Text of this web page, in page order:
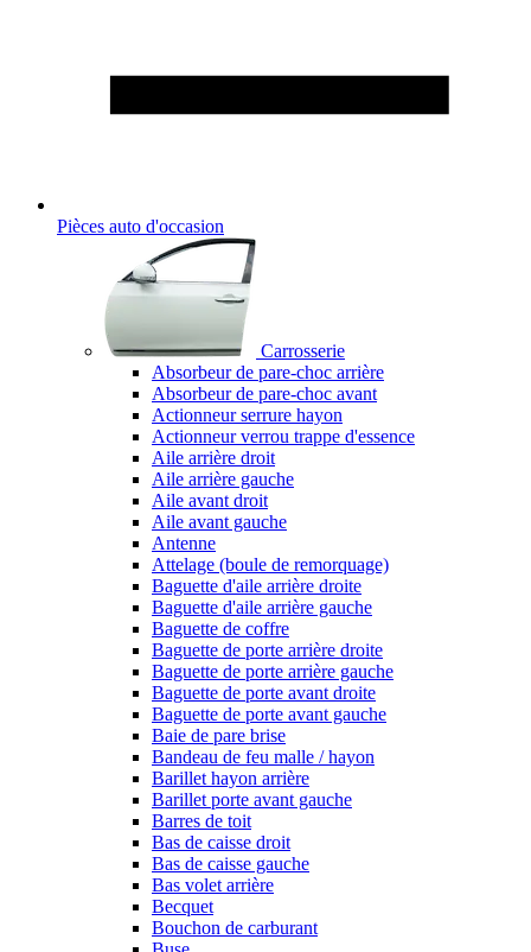
Pièces auto d'occasion
Carrosserie
Absorbeur de pare-choc arrière
Absorbeur de pare-choc avant
Actionneur serrure hayon
Actionneur verrou trappe d'essence
Aile arrière droit
Aile arrière gauche
Aile avant droit
Aile avant gauche
Antenne
Attelage (boule de remorquage)
Baguette d'aile arrière droite
Baguette d'aile arrière gauche
Baguette de coffre
Baguette de porte arrière droite
Baguette de porte arrière gauche
Baguette de porte avant droite
Baguette de porte avant gauche
Baie de pare brise
Bandeau de feu malle / hayon
Barillet hayon arrière
Barillet porte avant gauche
Barres de toit
Bas de caisse droit
Bas de caisse gauche
Bas volet arrière
Becquet
Bouchon de carburant